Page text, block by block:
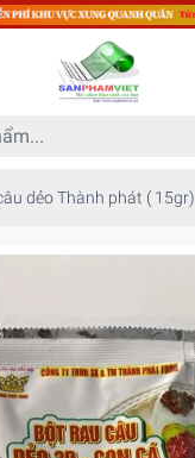
dẻo Thành phát ( 15gr)